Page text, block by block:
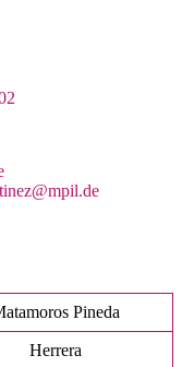
Pineda
Herrera